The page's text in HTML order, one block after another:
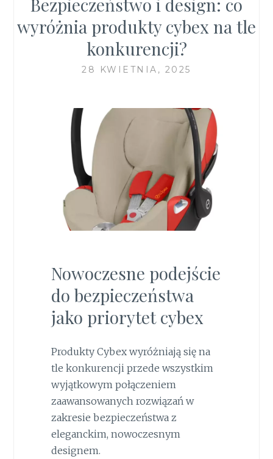
Bezpieczeństwo i design: co
wyróżnia produkty cybex na tle
konkurencji?
28 KWIETNIA, 2025
Nowoczesne podejście
do bezpieczeństwa
jako priorytet cybex
Produkty Cybex wyróżniają się na
tle konkurencji przede wszystkim
wyjątkowym połączeniem
zaawansowanych rozwiązań w
zakresie bezpieczeństwa z
eleganckim, nowoczesnym
designem.